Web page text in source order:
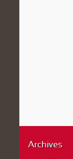
Archives